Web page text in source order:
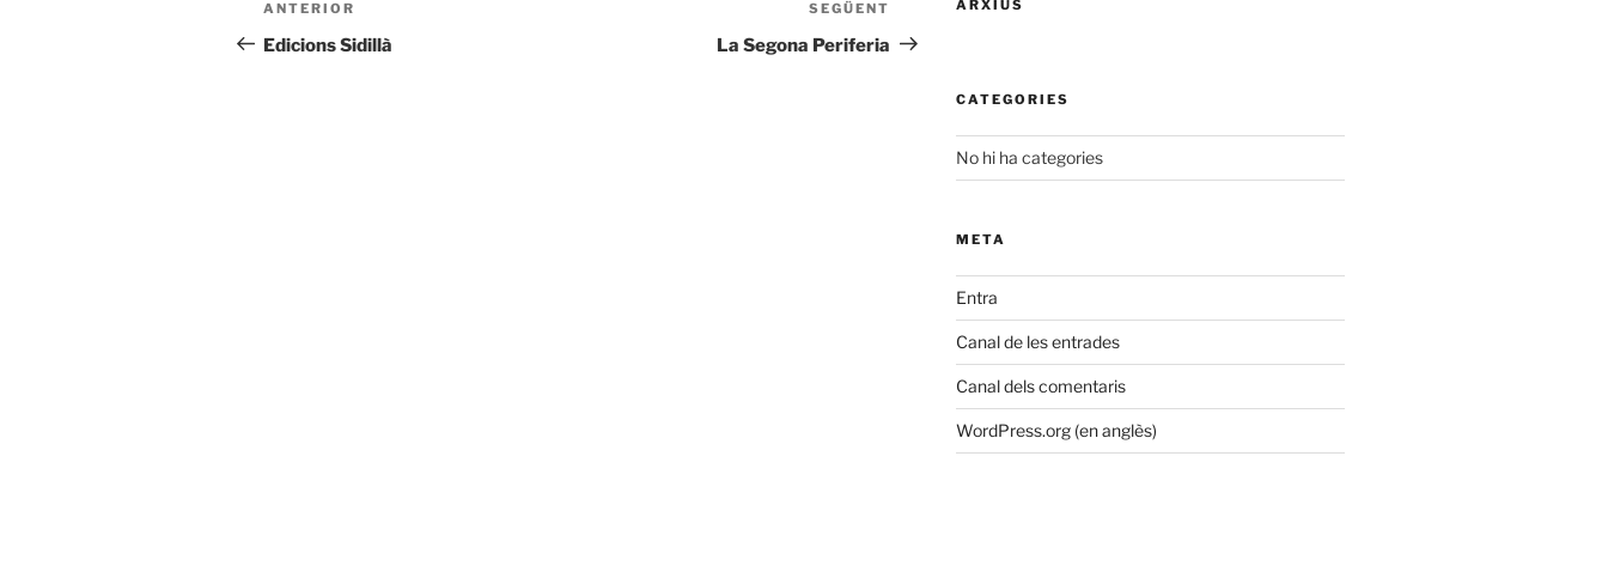
d'entrades
Entrada
anterior
ANTERIOR
Edicions Sidillà
Entrada
següent
SEGÜENT
La Segona Periferia
ARXIUS
CATEGORIES
No hi ha categories
META
Entra
Canal de les entrades
Canal dels comentaris
WordPress.org (en anglès)